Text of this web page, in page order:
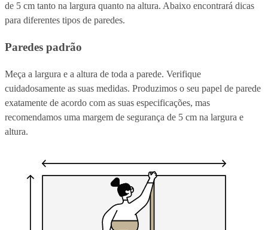
de 5 cm tanto na largura quanto na altura. Abaixo encontrará dicas
para diferentes tipos de paredes.
Paredes padrão
Meça a largura e a altura de toda a parede. Verifique
cuidadosamente as suas medidas. Produzimos o seu papel de parede
exatamente de acordo com as suas especificações, mas
recomendamos uma margem de segurança de 5 cm na largura e
altura.